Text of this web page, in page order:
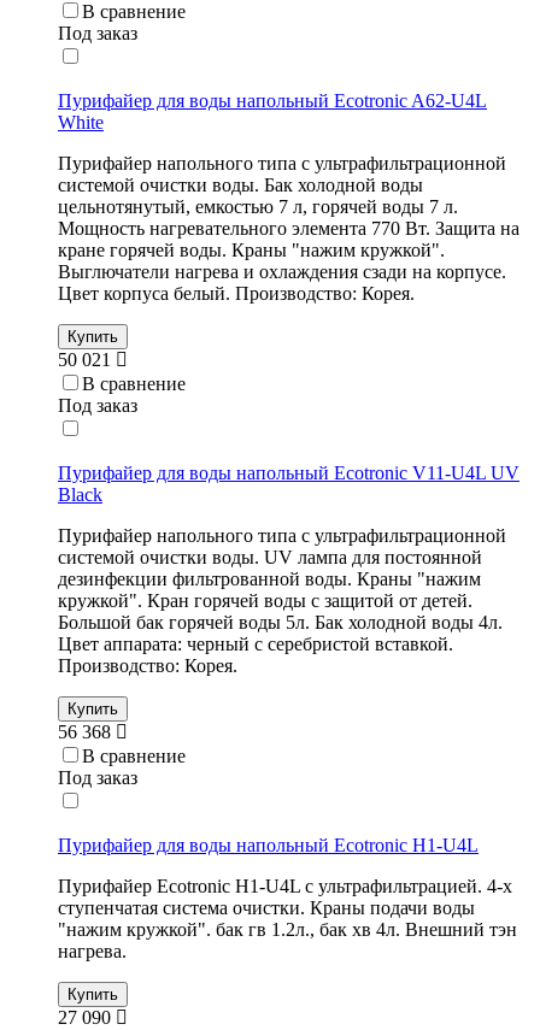
В сравнение
Под заказ
Пурифайер для воды напольный Ecotronic A62-U4L
White
Пурифайер напольного типа с ультрафильтрационной
системой очистки воды. Бак холодной воды
цельнотянутый, емкостью 7 л, горячей воды 7 л.
Мощность нагревательного элемента 770 Вт. Защита на
кране горячей воды. Краны "нажим кружкой".
Выглючатели нагрева и охлаждения сзади на корпусе.
Цвет корпуса белый. Производство: Корея.
Купить
50 021
В сравнение
Под заказ
Пурифайер для воды напольный Ecotronic V11-U4L UV
Black
Пурифайер напольного типа с ультрафильтрационной
системой очистки воды. UV лампа для постоянной
дезинфекции фильтрованной воды. Краны "нажим
кружкой". Кран горячей воды с защитой от детей.
Большой бак горячей воды 5л. Бак холодной воды 4л.
Цвет аппарата: черный с серебристой вставкой.
Производство: Корея.
Купить
56 368
В сравнение
Под заказ
Пурифайер для воды напольный Ecotronic H1-U4L
Пурифайер Ecotronic H1-U4L с ультрафильтрацией. 4-х
ступенчатая система очистки. Краны подачи воды
"нажим кружкой". бак гв 1.2л., бак хв 4л. Внешний тэн
нагрева.
Купить
27 090